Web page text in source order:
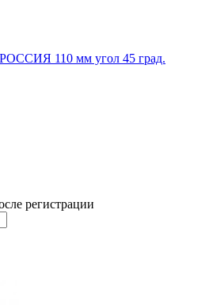
110 мм угол 45 град.
регистрации